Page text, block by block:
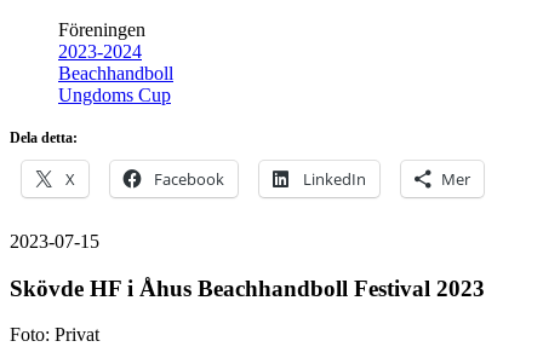
Föreningen
2023-2024
Beachhandboll
Ungdoms Cup
Dela detta:
X Facebook LinkedIn Mer
2023-07-15
Skövde HF i Åhus Beachhandboll Festival 2023
Foto: Privat